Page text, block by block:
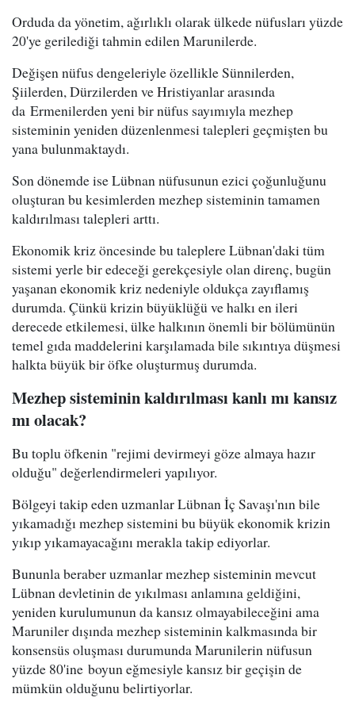
Orduda da yönetim, ağırlıklı olarak ülkede nüfusları yüzde
20'ye gerilediği tahmin edilen Marunilerde.
Değişen nüfus dengeleriyle özellikle Sünnilerden,
Şiilerden, Dürzilerden ve Hristiyanlar arasında
da Ermenilerden yeni bir nüfus sayımıyla mezhep
sisteminin yeniden düzenlenmesi talepleri geçmişten bu
yana bulunmaktaydı.
Son dönemde ise Lübnan nüfusunun ezici çoğunluğunu
oluşturan bu kesimlerden mezhep sisteminin tamamen
kaldırılması talepleri arttı.
Ekonomik kriz öncesinde bu taleplere Lübnan'daki tüm
sistemi yerle bir edeceği gerekçesiyle olan direnç, bugün
yaşanan ekonomik kriz nedeniyle oldukça zayıflamış
durumda. Çünkü krizin büyüklüğü ve halkı en ileri
derecede etkilemesi, ülke halkının önemli bir bölümünün
temel gıda maddelerini karşılamada bile sıkıntıya düşmesi
halkta büyük bir öfke oluşturmuş durumda.
Mezhep sisteminin kaldırılması kanlı mı kansız
mı olacak?
Bu toplu öfkenin "rejimi devirmeyi göze almaya hazır
olduğu" değerlendirmeleri yapılıyor.
Bölgeyi takip eden uzmanlar Lübnan İç Savaşı'nın bile
yıkamadığı mezhep sistemini bu büyük ekonomik krizin
yıkıp yıkamayacağını merakla takip ediyorlar.
Bununla beraber uzmanlar mezhep sisteminin mevcut
Lübnan devletinin de yıkılması anlamına geldiğini,
yeniden kurulumunun da kansız olmayabileceğini ama
Maruniler dışında mezhep sisteminin kalkmasında bir
konsensüs oluşması durumunda Marunilerin nüfusun
yüzde 80'ine boyun eğmesiyle kansız bir geçişin de
mümkün olduğunu belirtiyorlar.